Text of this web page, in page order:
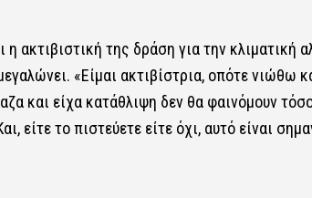
ακτιβιστική της δράση για την κλιματική
«Είμαι ακτιβίστρια, οπότε νιώθω
και είχα κατάθλιψη δεν θα φαινόμουν
είτε το πιστεύετε είτε όχι, αυτό είναι